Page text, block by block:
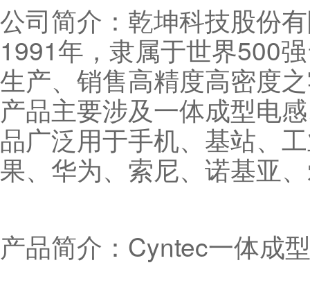
公司简介：乾坤科技股份
1991年，隶属于世界500
生产、销售高精度高密度
产品主要涉及一体成型电
品广泛用于手机、基站、
果、华为、索尼、诺基亚
产品简介：Cyntec一体成